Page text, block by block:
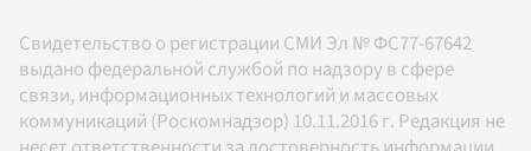
Свидетельство о регистрации СМИ Эл № ФС77-67642
выдано федеральной службой по надзору в сфере
связи, информационных технологий и массовых
коммуникаций (Роскомнадзор) 10.11.2016 г. Редакция не